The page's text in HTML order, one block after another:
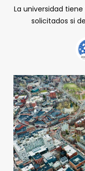
La universidad
solicitados si